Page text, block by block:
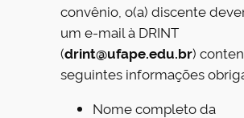
convênio, o(a) discente
um e-mail à DRINT
(drint@ufape.edu.br)
seguintes informações
Nome completo da